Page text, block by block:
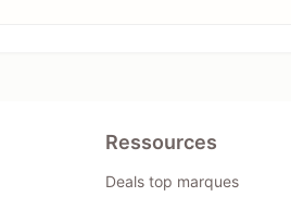
Ressources
Deals top marques